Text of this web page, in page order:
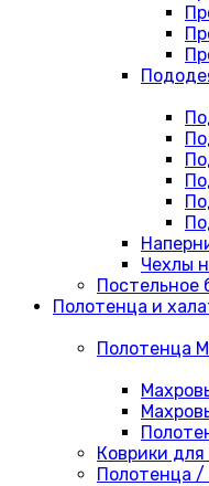
Чехлы
Постельное
Полотенца и
Полотенца
Коврики для
Полотенца